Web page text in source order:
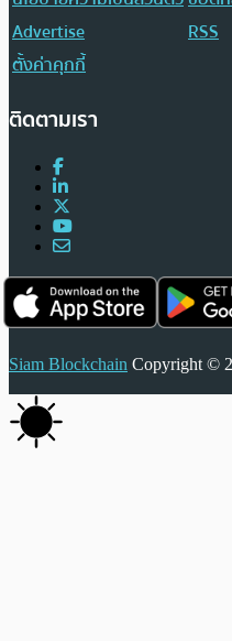
Advertise
RSS
ตั้งค่าคุกกี้
ติดตามเรา
Siam Blockchain Copyright ©